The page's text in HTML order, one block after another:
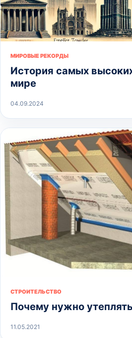
МИРОВЫЕ РЕКОРДЫ
История самых
мире
04.09.2024
СТРОИТЕЛЬСТВО
Почему нужно
11.05.2021